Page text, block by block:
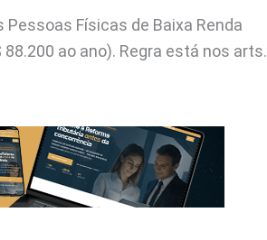
Físicas de Baixa Renda
ao ano). Regra está nos arts.